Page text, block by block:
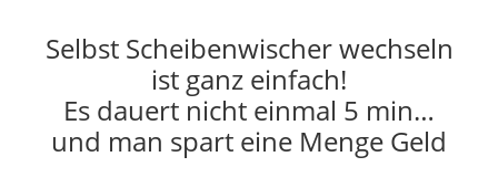
Selbst Scheibenwischer wechseln
ist ganz einfach!
Es dauert nicht einmal 5 min…
und man spart eine Menge Geld